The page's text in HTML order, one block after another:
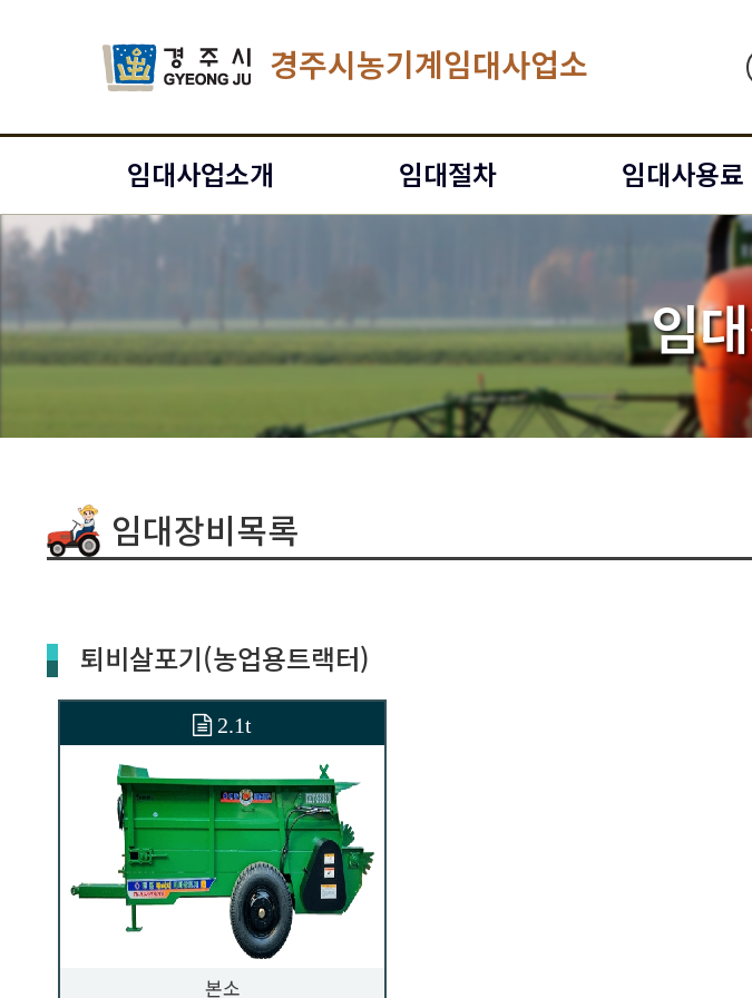
경주시농기계임대사업소
임대사업소개 임대절차 임대사용료
임
임대장비목록
퇴비살포기(농업용트랙터)
2.1t
본소